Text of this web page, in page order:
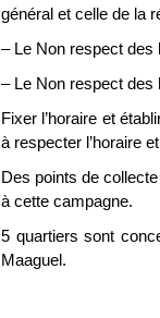
général et celle de la
– Le Non respect des
– Le Non respect des
Fixer l’horaire et
à respecter l’horaire
Des points de
à cette campagne.
5 quartiers sont
Maaguel.